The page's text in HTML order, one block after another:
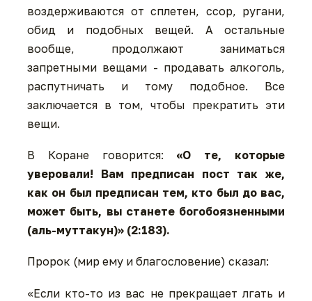
воздерживаются от сплетен, ссор, ругани,
обид и подобных вещей. А остальные
вообще, продолжают заниматься
запретными вещами - продавать алкоголь,
распутничать и тому подобное. Все
заключается в том, чтобы прекратить эти
вещи.
В Коране говорится: «О те, которые
уверовали! Вам предписан пост так же,
как он был предписан тем, кто был до вас,
может быть, вы станете богобоязненными
(аль-муттакун)» (2:183).
Пророк (мир ему и благословение) сказал:
«Если кто-то из вас не прекращает лгать и